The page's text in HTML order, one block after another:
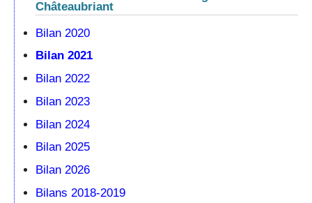
Châteaubriant
Bilan 2020
Bilan 2021
Bilan 2022
Bilan 2023
Bilan 2024
Bilan 2025
Bilan 2026
Bilans 2018-2019